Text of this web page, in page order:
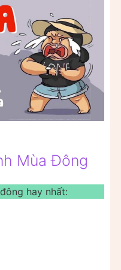
Mùa Đông
hay nhất: